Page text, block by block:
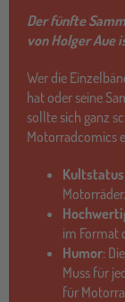
Der fünfte
von Holger Aue
Wer die
hat oder seine
sollte sich ganz
Motorradcomics
Kultstatus
Motorräder.
im Format
Humor:
Muss für
für